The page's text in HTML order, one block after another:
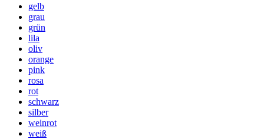
gelb
grau
grün
lila
oliv
orange
pink
rosa
rot
schwarz
silber
weinrot
weiß